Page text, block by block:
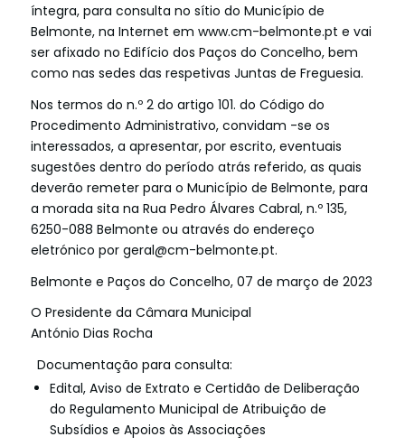
íntegra, para consulta no sítio do Município de
Belmonte, na Internet em www.cm-belmonte.pt e vai
ser afixado no Edifício dos Paços do Concelho, bem
como nas sedes das respetivas Juntas de Freguesia.
Nos termos do n.º 2 do artigo 101. do Código do
Procedimento Administrativo, convidam -se os
interessados, a apresentar, por escrito, eventuais
sugestões dentro do período atrás referido, as quais
deverão remeter para o Município de Belmonte, para
a morada sita na Rua Pedro Álvares Cabral, n.º 135,
6250-088 Belmonte ou através do endereço
eletrónico por geral@cm-belmonte.pt.
­Belmonte e Paços do Concelho, 07 de março de 2023
O Presidente da Câmara Municipal
António Dias Rocha
Documentação para consulta:
Edital, Aviso de Extrato e Certidão de Deliberação
do Regulamento Municipal de Atribuição de
Subsídios e Apoios às Associações